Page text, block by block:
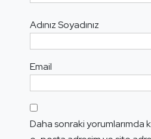
Adınız Soyadınız
Email
Daha sonraki yorumlarımda